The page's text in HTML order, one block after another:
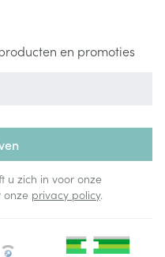
en promoties
u zich in voor onze
onze privacy policy.